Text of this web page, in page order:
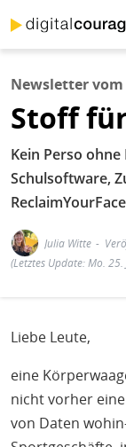
zum
Inhalt
Newsletter vom
Stoff
Kein Perso
Schulsoftware,
Julia Witte
(Letztes Update: Mo.
Liebe Leute,
eine
nicht vorher
von Daten